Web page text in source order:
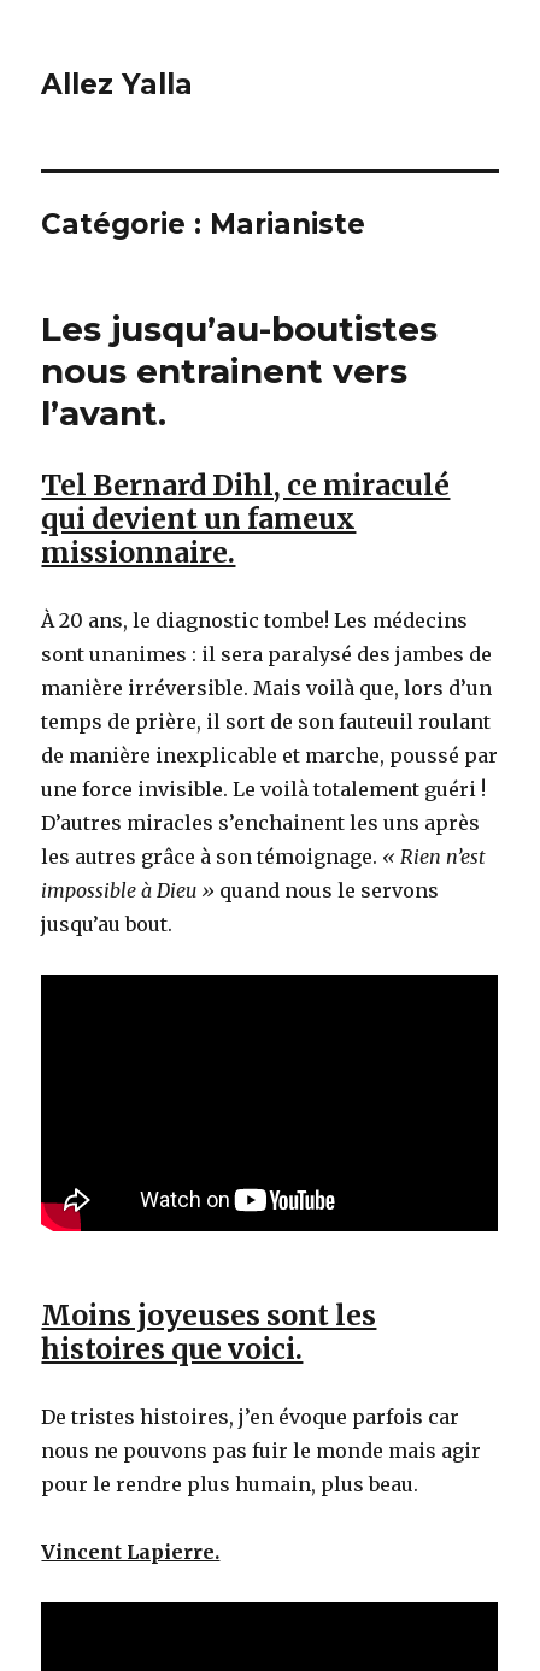
Allez Yalla
Catégorie : Marianiste
Les jusqu’au-boutistes
nous entrainent vers
l’avant.
Tel Bernard Dihl, ce miraculé
qui devient un fameux
missionnaire.
À 20 ans, le diagnostic tombe! Les médecins
sont unanimes : il sera paralysé des jambes de
manière irréversible. Mais voilà que, lors d’un
temps de prière, il sort de son fauteuil roulant
de manière inexplicable et marche, poussé par
une force invisible. Le voilà totalement guéri !
D’autres miracles s’enchainent les uns après
les autres grâce à son témoignage. « Rien n’est
impossible à Dieu » quand nous le servons
jusqu’au bout.
Moins joyeuses sont les
histoires que voici.
De tristes histoires, j’en évoque parfois car
nous ne pouvons pas fuir le monde mais agir
pour le rendre plus humain, plus beau.
Vincent Lapierre.